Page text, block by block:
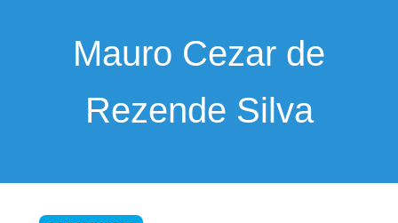
Mauro Cezar de
Rezende Silva